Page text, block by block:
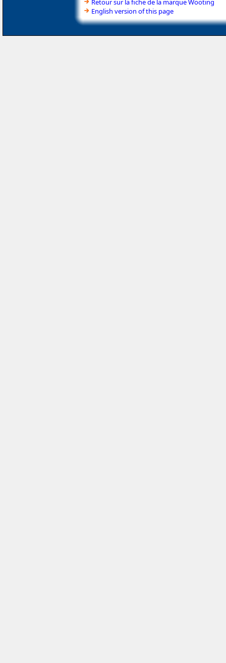
Retour sur la fiche de la marque Wooting
English version of this page